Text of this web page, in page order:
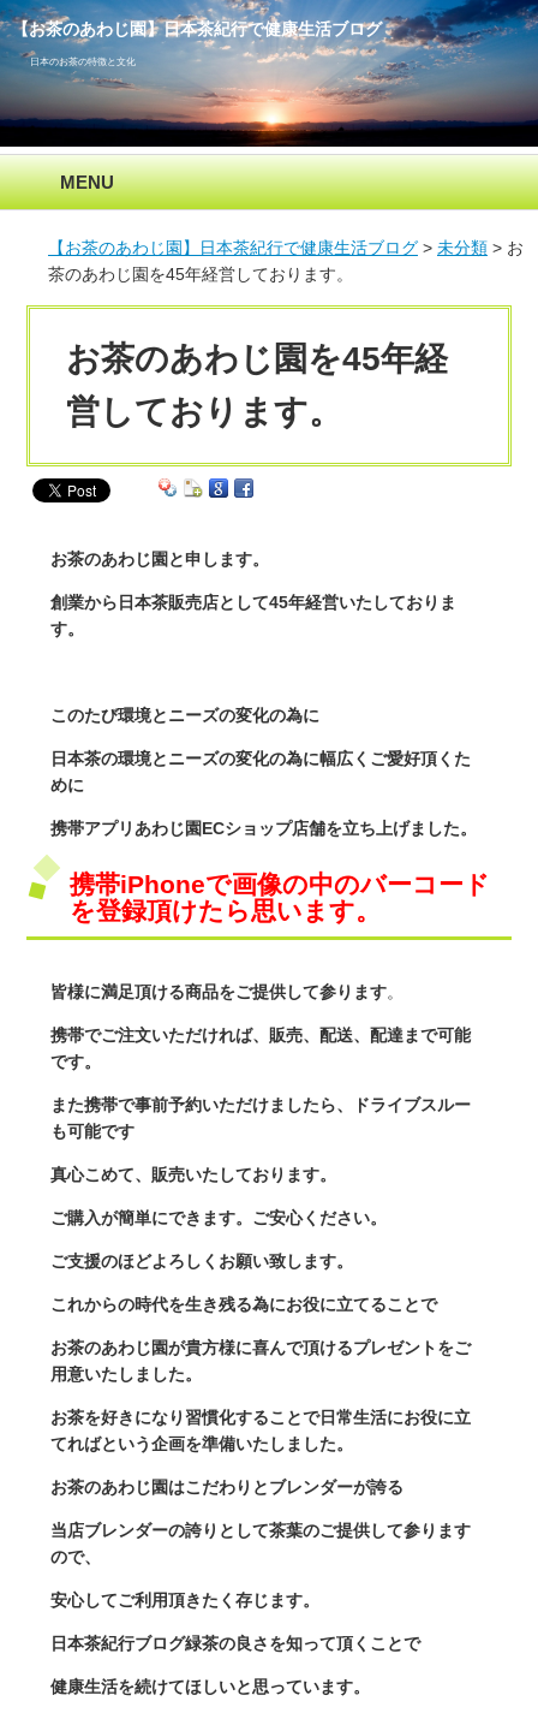
【お茶のあわじ園】日本茶紀行で健康生活ブログ
日本のお茶の特徴と文化
MENU
【お茶のあわじ園】日本茶紀行で健康生活ブログ 未分類
お
茶のあわじ園を45年経営しております。
お茶のあわじ園を45年経
営しております。
お茶のあわじ園と申します。
創業から日本茶販売店として45年経営いたしておりま
す。
このたび環境とニーズの変化の為に
日本茶の環境とニーズの変化の為に幅広くご愛好頂くた
めに
携帯アプリあわじ園ECショップ店舗を立ち上げました。
携帯iPhoneで画像の中のバーコード
を登録頂けたら思います。
皆様に満足頂ける商品をご提供して参ります。
携帯でご注文いただければ、販売、配送、配達まで可能
です。
また携帯で事前予約いただけましたら、ドライブスルー
も可能です
真心こめて、販売いたしております。
ご購入が簡単にできます。ご安心ください。
ご支援のほどよろしくお願い致します。
これからの時代を生き残る為にお役に立てることで
お茶のあわじ園が貴方様に喜んで頂けるプレゼントをご
用意いたしました。
お茶を好きになり習慣化することで日常生活にお役に立
てればという企画を準備いたしました。
お茶のあわじ園はこだわりとブレンダーが誇る
当店ブレンダーの誇りとして茶葉のご提供して参ります
ので、
安心してご利用頂きたく存じます。
日本茶紀行ブログ緑茶の良さを知って頂くことで
健康生活を続けてほしいと思っています。